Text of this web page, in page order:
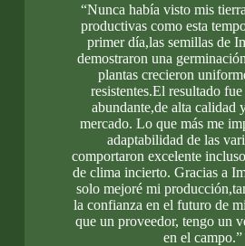
“Nunca había visto mis
productivas como esta
primer día,las semillas de
demostraron una
plantas crecieron
resistentes.El resultado fue
abundante,de alta calidad
mercado. Lo que más me
adaptabilidad de las
comportaron excelente
de clima incierto. Gracias a
solo mejoré mi
la confianza en el futuro de
que un proveedor, tengo un
en el campo.”